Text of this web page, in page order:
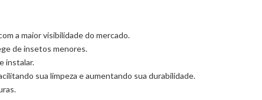
a maior visibilidade do mercado.
de insetos menores.
instalar.
sua limpeza e aumentando sua durabilidade.